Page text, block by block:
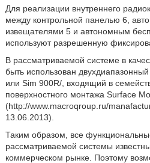
Для реализации внутреннего
между контрольной панелью 6,
извещателями 5 и автономным
используют разрешенную
В рассматриваемой системе в
быть использован
или Sim 900R/, входящий в
поверхностного монтажа Surface
(http://www.macroqroup.ru/
13.06.2013).
Таким образом, все
рассматриваемой системы
коммерческом рынке. Поэтому